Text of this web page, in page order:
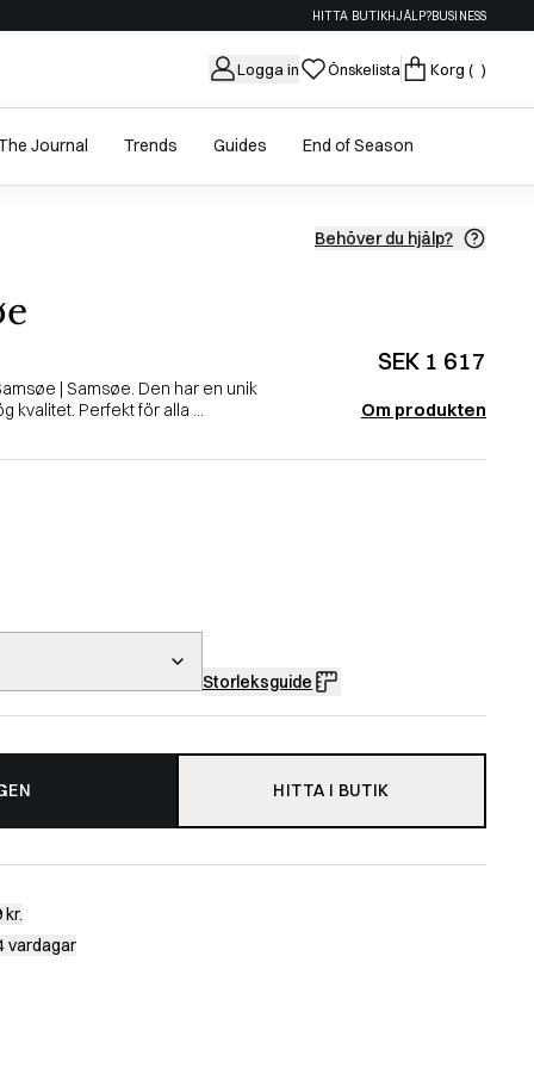
HITTA BUTIKHJÄLP?BUSINESS
Logga in Önskelista Korg ( )
Journal Trends Guides End of Season
Behöver du hjälp?
SEK 1 617
| Samsøe. Den har en unik
kvalitet. Perfekt för alla ...
Om produkten
Storleksguide
HITTA I BUTIK
vardagar